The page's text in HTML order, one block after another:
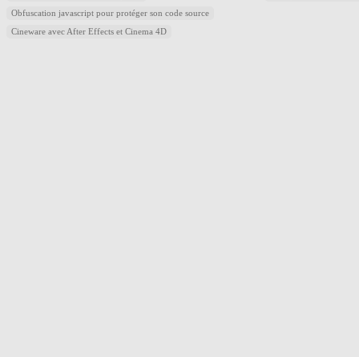
Obfuscation javascript pour protéger son code source
Cineware avec After Effects et Cinema 4D